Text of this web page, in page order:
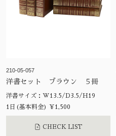
210-05-057
洋書セット ブラウン ５冊
洋書サイズ：W13.5/D3.5/H19
1日(基本料金) ¥1,500
CHECK LIST